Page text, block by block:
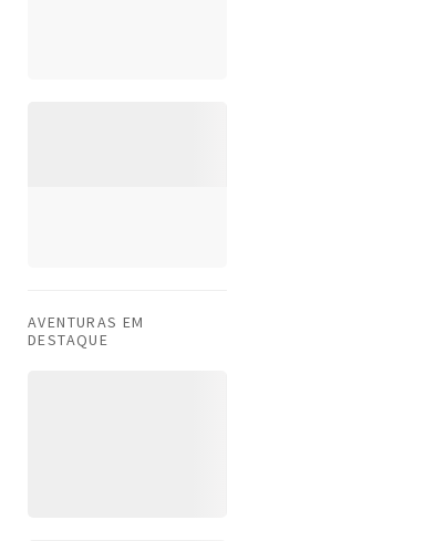
AVENTURAS EM
DESTAQUE